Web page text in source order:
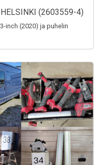
(2603559-4)
inch (2020) ja puhelin